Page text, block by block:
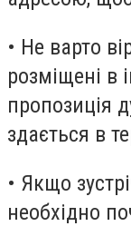
• Не варто
розміщені в
пропозиція
здається в
• Якщо
необхідно